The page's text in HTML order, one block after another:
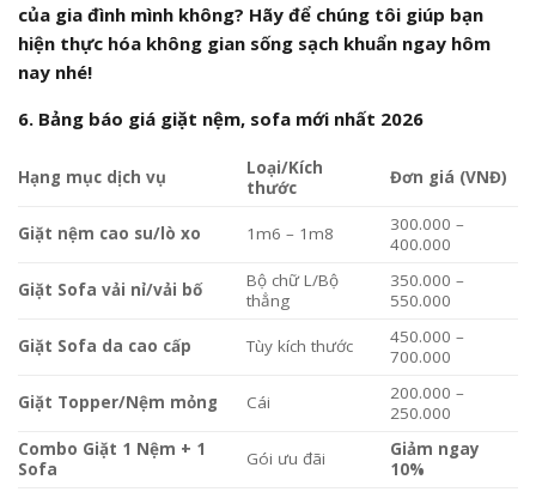
của gia đình mình không? Hãy để chúng tôi giúp bạn
hiện thực hóa không gian sống sạch khuẩn ngay hôm
nay nhé!
6. Bảng báo giá giặt nệm, sofa mới nhất 2026
Hạng mục dịch vụ
Loại/Kích
thước
Đơn giá (VNĐ)
Giặt nệm cao su/lò xo 1m6 – 1m8
300.000 –
400.000
Giặt Sofa vải nỉ/vải bố
Bộ chữ L/Bộ
thẳng
350.000 –
550.000
Giặt Sofa da cao cấp Tùy kích thước
450.000 –
700.000
Giặt Topper/Nệm mỏng Cái
200.000 –
250.000
Combo Giặt 1 Nệm + 1
Sofa
Gói ưu đãi
Giảm ngay
10%